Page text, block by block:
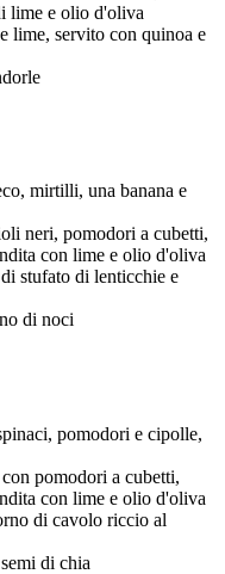
lime e olio d'oliva
lime, servito con quinoa e
mirtilli, una banana e
neri, pomodori a cubetti,
con lime e olio d'oliva
stufato di lenticchie e
di noci
pomodori e cipolle,
pomodori a cubetti,
con lime e olio d'oliva
di cavolo riccio al
di chia